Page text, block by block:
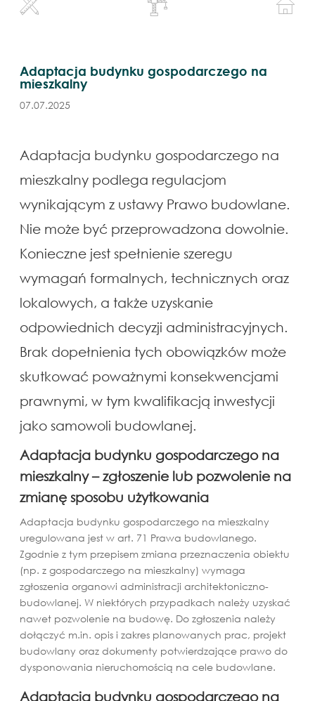
Adaptacja budynku gospodarczego na
mieszkalny
07.07.2025
Adaptacja budynku gospodarczego na
mieszkalny podlega regulacjom
wynikającym z ustawy Prawo budowlane.
Nie może być przeprowadzona dowolnie.
Konieczne jest spełnienie szeregu
wymagań formalnych, technicznych oraz
lokalowych, a także uzyskanie
odpowiednich decyzji administracyjnych.
Brak dopełnienia tych obowiązków może
skutkować poważnymi konsekwencjami
prawnymi, w tym kwalifikacją inwestycji
jako samowoli budowlanej.
Adaptacja budynku gospodarczego na
mieszkalny – zgłoszenie lub pozwolenie na
zmianę sposobu użytkowania
Adaptacja budynku gospodarczego na mieszkalny
uregulowana jest w art. 71 Prawa budowlanego.
Zgodnie z tym przepisem zmiana przeznaczenia obiektu
(np. z gospodarczego na mieszkalny) wymaga
zgłoszenia organowi administracji architektoniczno-
budowlanej. W niektórych przypadkach należy uzyskać
nawet pozwolenie na budowę. Do zgłoszenia należy
dołączyć m.in. opis i zakres planowanych prac, projekt
budowlany oraz dokumenty potwierdzające prawo do
dysponowania nieruchomością na cele budowlane.
Adaptacja budynku gospodarczego na